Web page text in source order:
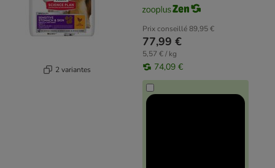
2 variantes
Prix conseillé89,95 €
77,99 €
5,57 € / kg
74,09 €